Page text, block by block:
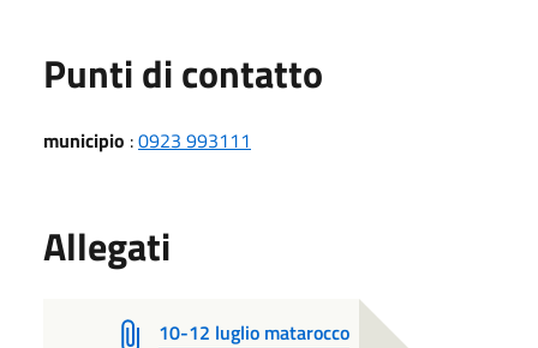
Punti di contatto
municipio :0923 993111
Allegati
10-12 luglio matarocco